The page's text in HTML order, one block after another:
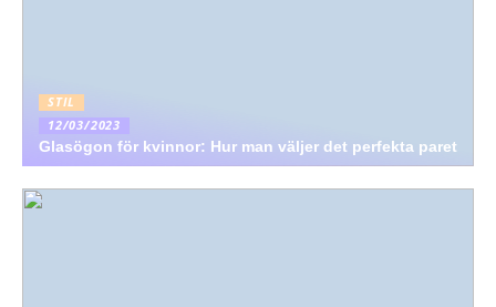
STIL
12/03/2023
Glasögon för kvinnor: Hur man väljer det perfekta paret